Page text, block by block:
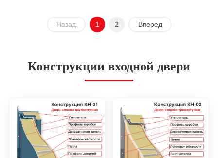
Назад 1 2 Вперед
Конструкции входной двери